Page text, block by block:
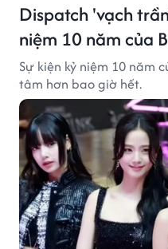
Dispatch 'vạch
niệm 10 năm của
Sự kiện kỷ niệm 10 năm
tâm hơn bao giờ hết.